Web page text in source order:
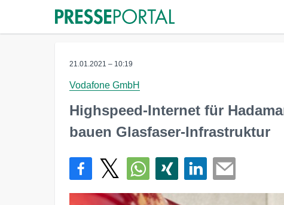
21.01.2021 – 10:19
Vodafone GmbH
Highspeed-Internet für
bauen Glasfaser-Infrastruktur